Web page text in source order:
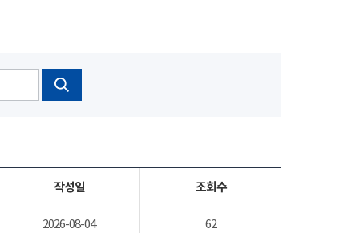
작성일 조회수
2026-08-04 62